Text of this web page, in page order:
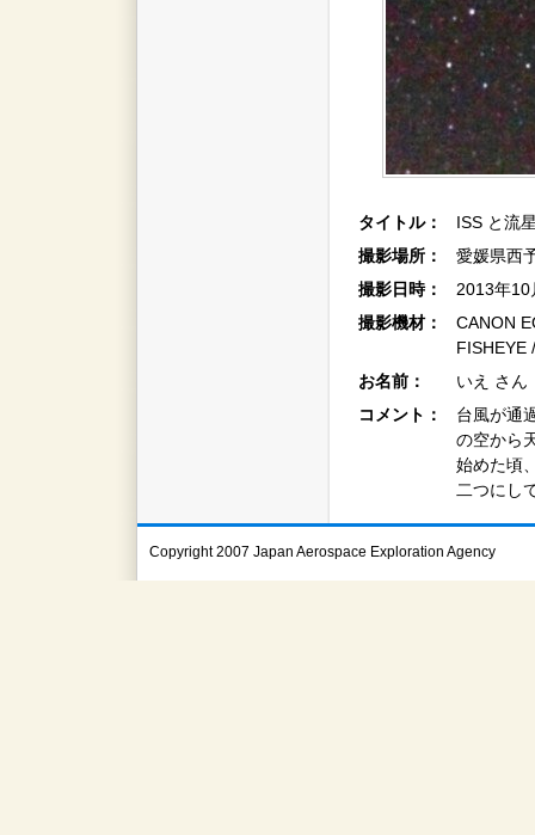
タイトル：
ISS と流
撮影場所：
愛媛県西
撮影日時：
2013年
撮影機材：
CANON
FISHEYE
お名前：
いえ さん
コメント：
台風が通
の空から
始めた頃
二つにし
Copyright 2007 Japan Aerospace Exploration Agency